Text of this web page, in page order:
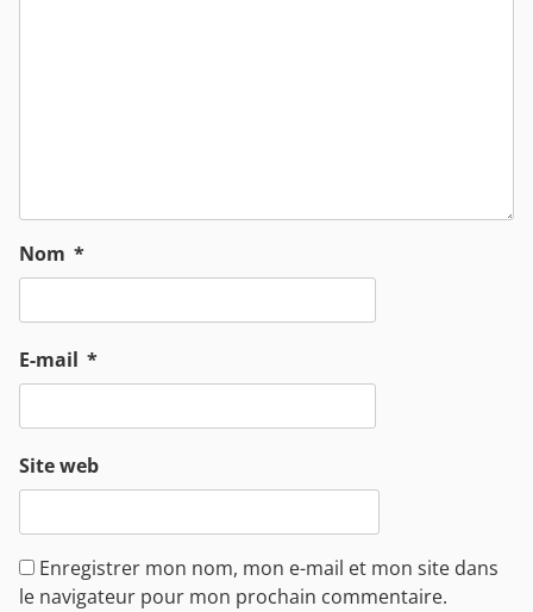
Nom *
E-mail *
Site web
Enregistrer mon nom, mon e-mail et mon site dans
le navigateur pour mon prochain commentaire.